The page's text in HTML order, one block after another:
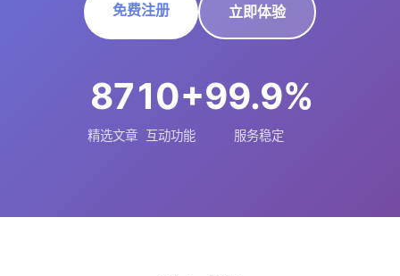
免费注册 立即体验
87
精选文章
10+
互动功能
99.9%
服务稳定